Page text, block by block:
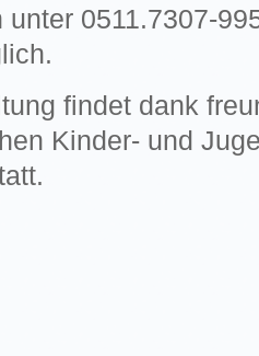
0511.7307-
findet dank
Kinder- und